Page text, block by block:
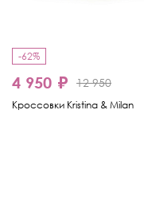
-62%
4 950 ₽ 12 950
Кроссовки Kristina & Milan